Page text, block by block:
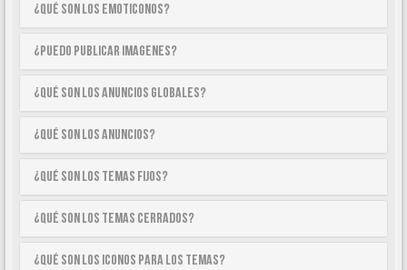
¿Qué son los emoticonos?
¿Puedo publicar imagenes?
¿Qué son los anuncios globales?
¿Qué son los anuncios?
¿Qué son los temas fijos?
¿Qué son los temas cerrados?
¿Qué son los iconos para los temas?